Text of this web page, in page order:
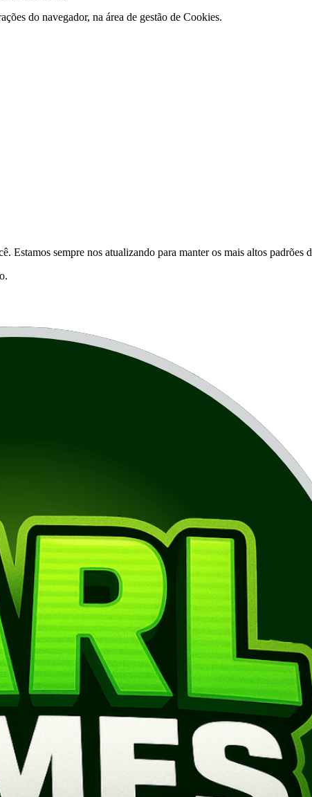
do navegador, na área de gestão de Cookies.
Estamos sempre nos atualizando para manter os mais altos padrões